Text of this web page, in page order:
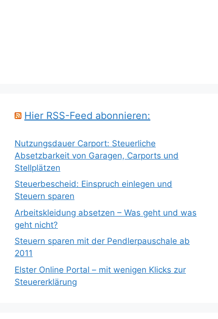
Hier RSS-Feed abonnieren:
Nutzungsdauer Carport: Steuerliche
Absetzbarkeit von Garagen, Carports und
Stellplätzen
Steuerbescheid: Einspruch einlegen und
Steuern sparen
Arbeitskleidung absetzen – Was geht und was
geht nicht?
Steuern sparen mit der Pendlerpauschale ab
2011
Elster Online Portal – mit wenigen Klicks zur
Steuererklärung